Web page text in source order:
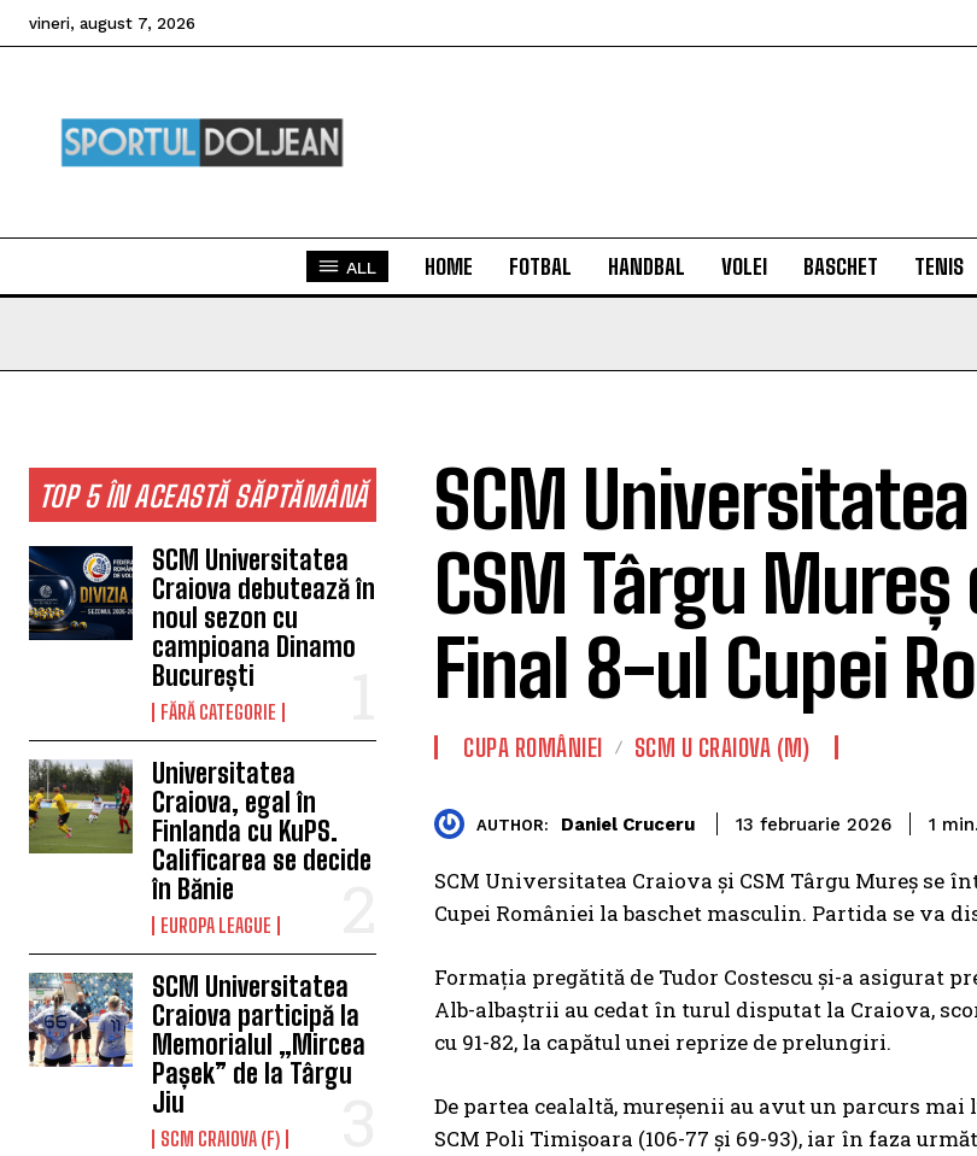
vineri, august 7, 2026
ALL HOME FOTBAL HANDBAL VOLEI BASCHET TENIS
TOP 5 ÎN ACEASTĂ SĂPTĂMÂNĂ
SCM Universitatea
Craiova debutează în
noul sezon cu
campioana Dinamo
București
FĂRĂ CATEGORIE
Universitatea
Craiova, egal în
Finlanda cu KuPS.
Calificarea se decide
în Bănie
EUROPA LEAGUE
SCM Universitatea
Craiova participă la
Memorialul „Mircea
Pașek” de la Târgu
Jiu
SCM CRAIOVA (F)
SCM
CSM Târgu
Final 8-ul Cupei
CUPA ROMÂNIEI SCM U CRAIOVA (M)
AUTHOR: Daniel Cruceru 13 februarie 2026 1 min.
SCM Universitatea Craiova și CSM Târgu Mureș se
Cupei României la baschet masculin. Partida se va
Formația pregătită de Tudor Costescu și-a asigurat
Alb-albaștrii au cedat în turul disputat la Craiova,
cu 91-82, la capătul unei reprize de prelungiri.
De partea cealaltă, mureșenii au avut un parcurs
SCM Poli Timișoara (106-77 și 69-93), iar în faza